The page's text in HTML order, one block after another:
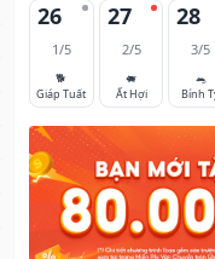
26
1/5
🐕
Giáp Tuất
27
2/5
🐖
Ất Hợi
28
3/5
🐀
Bính